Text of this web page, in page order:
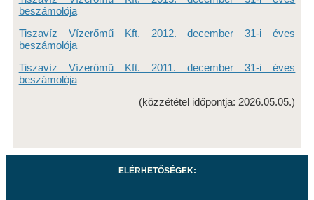
KÖZÉRDEKŰ ADATOK
KÖZADATKERESŐ
AKTUÁLIS ÁLLÁSAJÁNLATAINK
beszámolója
Tiszavíz Vízerőmű Kft. 2012. december 31-i éves
beszámolója
Tiszavíz Vízerőmű Kft. 2011. december 31-i éves
beszámolója
(közzététel időpontja: 2026.05.05.)
ELÉRHETŐSÉGEK: